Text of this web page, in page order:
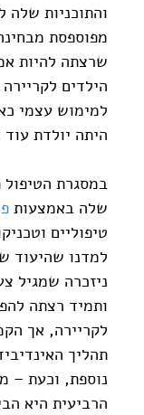
והתוכניות שלה
מפוספסת
שרצתה להיות
הילדים
למימוש עצמי
היתה יולדת
במסגרת
שלה באמצעות
טיפוליים
למדנו שהיעוד
ניזכרה שמגיל
ותמיד רצתה
לקריירה, אך
תהליך
נוספת, וכעת –
הרביעית היא